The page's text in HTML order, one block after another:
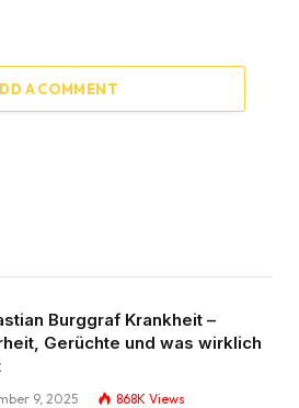
A COMMENT
Burggraf Krankheit –
Gerüchte und was wirklich
9, 2025 868K Views